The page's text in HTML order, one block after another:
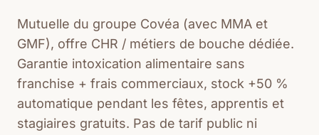
Mutuelle du groupe Covéa (avec MMA et
GMF), offre CHR / métiers de bouche dédiée.
Garantie intoxication alimentaire sans
franchise + frais commerciaux, stock +50 %
automatique pendant les fêtes, apprentis et
stagiaires gratuits. Pas de tarif public ni